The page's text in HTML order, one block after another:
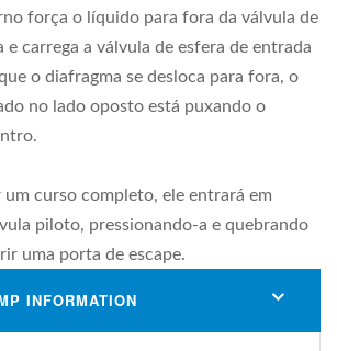
força o líquido para fora da válvula de
e carrega a válvula de esfera de entrada
o diafragma se desloca para fora, o
no lado oposto está puxando o
curso completo, ele entrará em
piloto, pressionando-a e quebrando
uma porta de escape.
INFORMATION